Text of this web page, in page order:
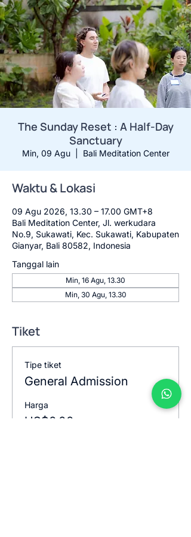
The Sunday Reset : A Half-Day
Sanctuary
Min, 09 Agu
  |
Bali Meditation Center
Waktu & Lokasi
09 Agu 2026, 13.30 – 17.00 GMT+8
Bali Meditation Center, Jl. werkudara
No.9, Sukawati, Kec. Sukawati, Kabupaten
Gianyar, Bali 80582, Indonesia
Tanggal lain
Min, 16 Agu, 13.30
Min, 30 Agu, 13.30
Tiket
Tipe tiket
General Admission
Harga
US$0,00